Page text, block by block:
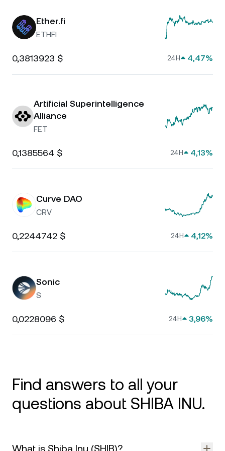
Ether.fi
ETHFI
0,3813923 $ 24H 4,47%
Artificial Superintelligence
Alliance
FET
0,1385564 $ 24H 4,13%
Curve DAO
CRV
0,2244742 $ 24H 4,12%
Sonic
S
0,0228096 $ 24H 3,96%
Find answers to all your
questions about SHIBA INU.
What is Shiba Inu (SHIB)?